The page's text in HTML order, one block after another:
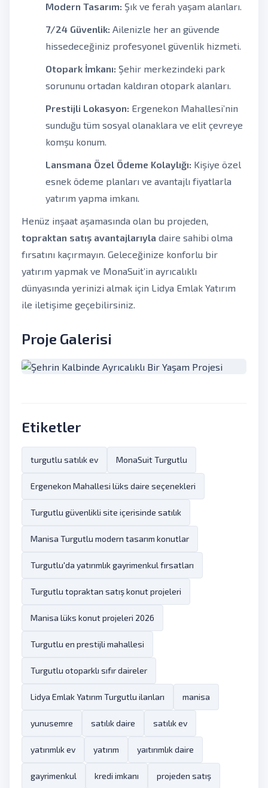
Modern Tasarım: Şık ve ferah yaşam alanları.
7/24 Güvenlik: Ailenizle her an güvende
hissedeceğiniz profesyonel güvenlik hizmeti.
Otopark İmkanı: Şehir merkezindeki park
sorununu ortadan kaldıran otopark alanları.
Prestijli Lokasyon: Ergenekon Mahallesi’nin
sunduğu tüm sosyal olanaklara ve elit çevreye
komşu konum.
Lansmana Özel Ödeme Kolaylığı: Kişiye özel
esnek ödeme planları ve avantajlı fiyatlarla
yatırım yapma imkanı.
Henüz inşaat aşamasında olan bu projeden,
topraktan satış avantajlarıyla daire sahibi olma
fırsatını kaçırmayın. Geleceğinize konforlu bir
yatırım yapmak ve MonaSuit’in ayrıcalıklı
dünyasında yerinizi almak için Lidya Emlak Yatırım
ile iletişime geçebilirsiniz.
Proje Galerisi
Etiketler
turgutlu satılık ev MonaSuit Turgutlu
Ergenekon Mahallesi lüks daire seçenekleri
Turgutlu güvenlikli site içerisinde satılık
Manisa Turgutlu modern tasarım konutlar
Turgutlu'da yatırımlık gayrimenkul fırsatları
Turgutlu topraktan satış konut projeleri
Manisa lüks konut projeleri 2026
Turgutlu en prestijli mahallesi
Turgutlu otoparklı sıfır daireler
Lidya Emlak Yatırım Turgutlu ilanları manisa
yunusemre satılık daire satılık ev
yatırımlık ev yatırım yaıtırımlık daire
gayrimenkul kredi imkanı projeden satış